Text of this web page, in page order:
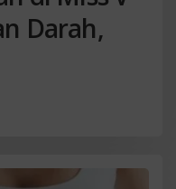
Darah,